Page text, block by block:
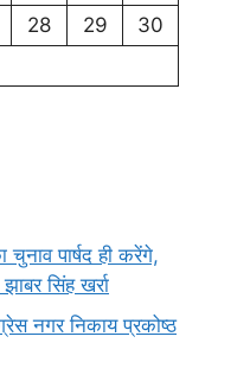
28 29
30
चुनाव पार्षद ही करेंगे,
सिंह खर्रा
नगर निकाय प्रकोष्ठ